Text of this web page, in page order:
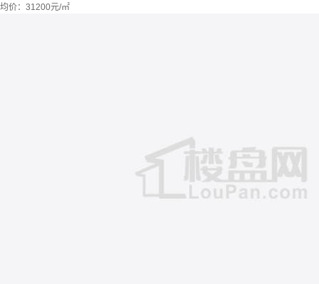
均价： 31200元/㎡